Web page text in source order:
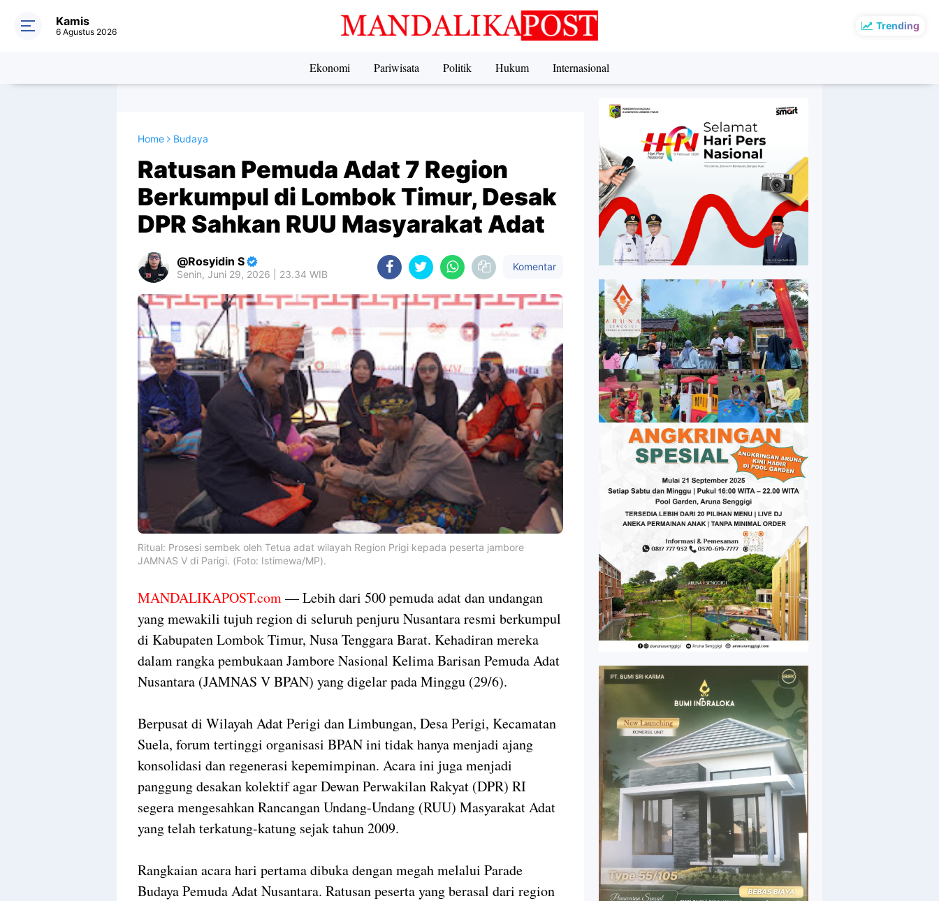
Trending
Kamis
6 Agustus 2026
Ekonomi Pariwisata Politik Hukum Internasional
Home Budaya
Ratusan Pemuda Adat 7 Region
Berkumpul di Lombok Timur, Desak
DPR Sahkan RUU Masyarakat Adat
Rosyidin S
Senin, Juni 29, 2026 | 23.34 WIB
Komentar
Ritual: Prosesi sembek oleh Tetua adat wilayah Region Prigi kepada peserta jambore
JAMNAS V di Parigi. (Foto: Istimewa/MP).
MANDALIKAPOST.com— Lebih dari 500 pemuda adat dan undangan
yang mewakili tujuh region di seluruh penjuru Nusantara resmi berkumpul
di Kabupaten Lombok Timur, Nusa Tenggara Barat. Kehadiran mereka
dalam rangka pembukaan Jambore Nasional Kelima Barisan Pemuda Adat
Nusantara (JAMNAS V BPAN) yang digelar pada Minggu (29/6).
Berpusat di Wilayah Adat Perigi dan Limbungan, Desa Perigi, Kecamatan
Suela, forum tertinggi organisasi BPAN ini tidak hanya menjadi ajang
konsolidasi dan regenerasi kepemimpinan. Acara ini juga menjadi
panggung desakan kolektif agar Dewan Perwakilan Rakyat (DPR) RI
segera mengesahkan Rancangan Undang-Undang (RUU) Masyarakat Adat
yang telah terkatung-katung sejak tahun 2009.
Rangkaian acara hari pertama dibuka dengan megah melalui Parade
Budaya Pemuda Adat Nusantara. Ratusan peserta yang berasal dari region